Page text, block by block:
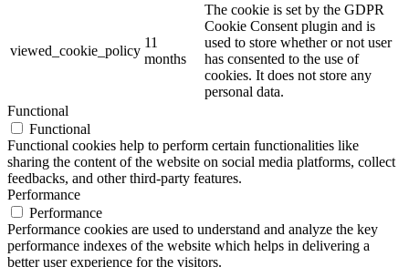
viewed_cookie_policy
11
months
The cookie is set by the GDPR
Cookie Consent plugin and is
used to store whether or not user
has consented to the use of
cookies. It does not store any
personal data.
Functional
Functional
Functional cookies help to perform certain functionalities like
sharing the content of the website on social media platforms, collect
feedbacks, and other third-party features.
Performance
Performance
Performance cookies are used to understand and analyze the key
performance indexes of the website which helps in delivering a
better user experience for the visitors.